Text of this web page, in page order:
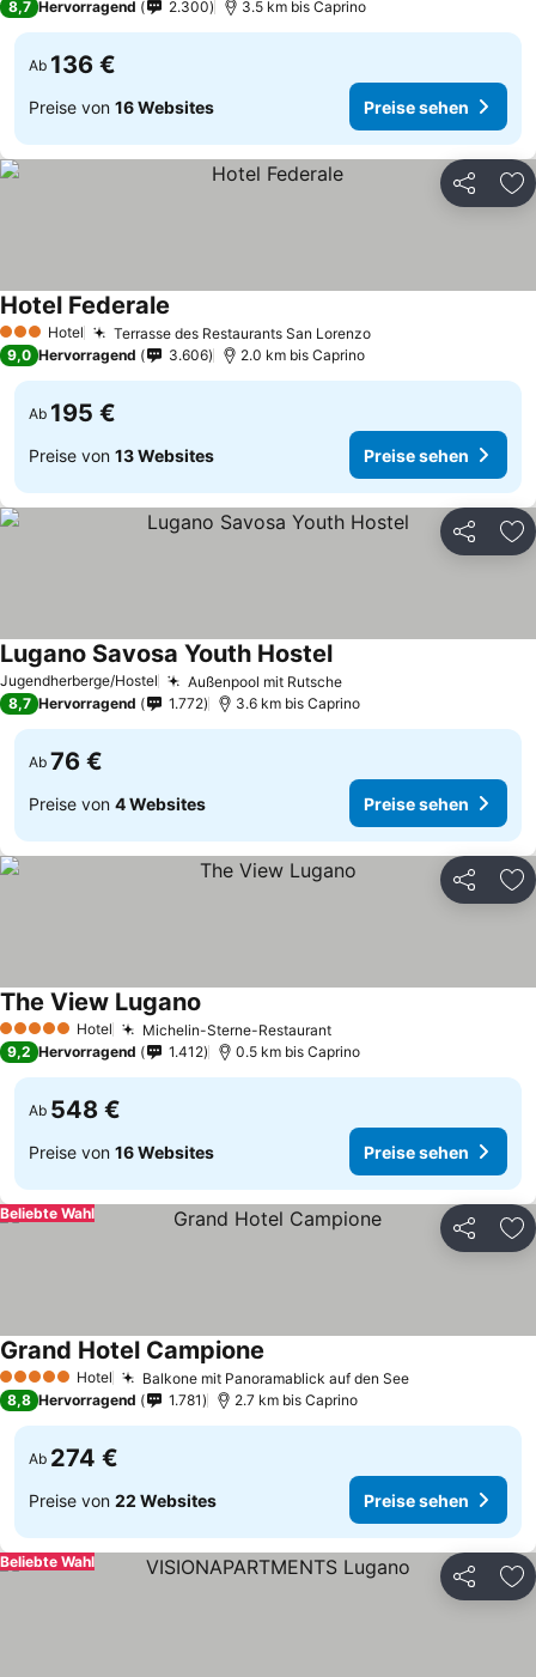
8,7 Hervorragend 2.300 3.5 km bis Caprino
Ab 136 €
Preise von 16 Websites Preise sehen
Teilen
3 SterneHotel Terrasse des Restaurants San Lorenzo
Hotel Federale
9,0 Hervorragend 3.606 2.0 km bis Caprino
Ab 195 €
Preise von 13 Websites Preise sehen
Teilen
Jugendherberge/Hostel Außenpool mit Rutsche
Lugano Savosa Youth Hostel
8,7 Hervorragend 1.772 3.6 km bis Caprino
Ab 76 €
Preise von 4 Websites Preise sehen
Teilen
5 Sterne Hotel Michelin-Sterne-Restaurant
The View Lugano
9,2 Hervorragend 1.412 0.5 km bis Caprino
Ab 548 €
Preise von 16 Websites Preise sehen
Teilen
Beliebte Wahl
5 Sterne Hotel Balkone mit Panoramablick auf den See
Grand Hotel Campione
8,8 Hervorragend 1.781 2.7 km bis Caprino
Ab 274 €
Preise von 22 Websites Preise sehen
Teilen
Beliebte Wahl